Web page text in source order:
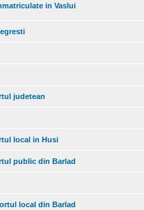
in Vaslui
judetean
local in Husi
public din Barlad
local din Barlad